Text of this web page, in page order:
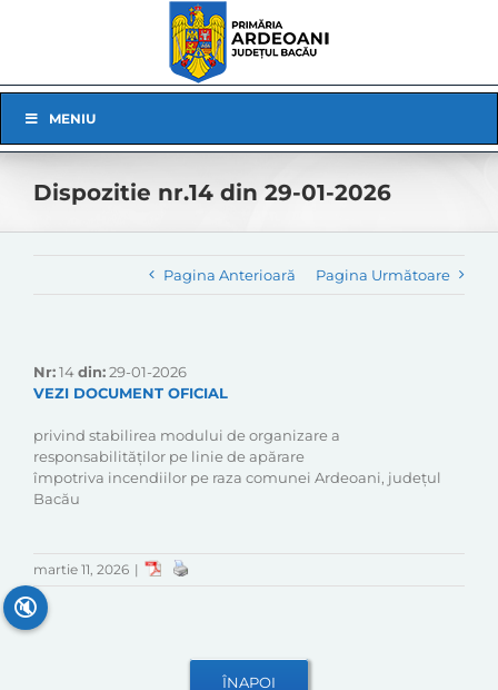
Navigation
MENIU
Dispozitie nr.14 din 29-01-2026
Pagina Anterioară Pagina Următoare
Nr:14din:29-01-2026
VEZI DOCUMENT OFICIAL
privind stabilirea modului de organizare a
responsabilităţilor pe linie de apărare
împotriva incendiilor pe raza comunei Ardeoani, județul
Bacău
martie 11, 2026 |
🔇